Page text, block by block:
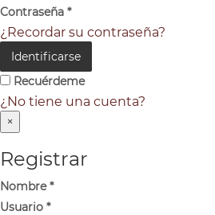
Contraseña *
¿Recordar su contraseña?
Identificarse
Recuérdeme
¿No tiene una cuenta?
×
Registrar
Nombre*
Usuario *